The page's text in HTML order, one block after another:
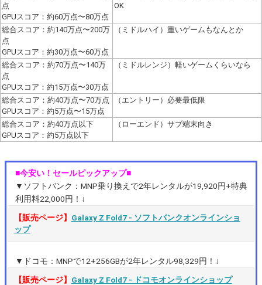
点
GPUスコア：約60万点〜80万点
OK
総合スコア：約140万点〜200万
点
GPUスコア：約30万点〜60万点
（ミドルハイ）重いゲームもなんとか
総合スコア：約70万点〜140万
点
GPUスコア：約15万点〜30万点
（ミドルレンジ）軽いゲームくらいなら
総合スコア：約40万点〜70万点
GPUスコア：約5万点〜15万点
（エントリー）必要最低限
総合スコア：約40万点以下
GPUスコア：約5万点以下
（ローエンド）サブ端末向き
■今安い！セールピックアップ■
▼ソフトバンク：MNP乗り換えで2年レンタルが19,920円+特典
利用料22,000円！↓
【販売ページ】 Galaxy Z Fold7 ‐ ソフトバンクオンラインショ
ップ
▼ドコモ：MNPで12+256GBが2年レンタル98,329円！↓
【販売ページ】 Galaxy Z Fold7 ‐ ドコモオンラインショップ